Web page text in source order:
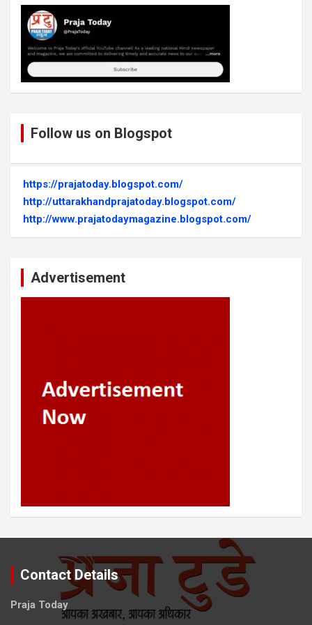
Follow us on Blogspot
https://prajatoday.blogspot.com/
http://uttarakhandprajatoday.blogspot.com/
http://www.prajatodaymagazine.blogspot.com/
Advertisement
Contact Details
Praja Today